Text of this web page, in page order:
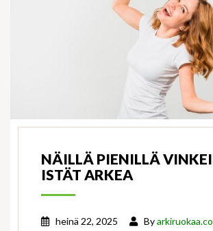
NÄILLÄ PIENILLÄ
ISTÄT ARKEA
heinä 22, 2025 By